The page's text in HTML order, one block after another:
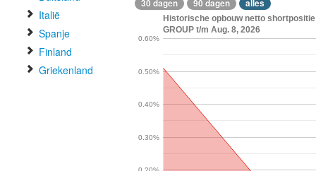
Italië
Spanje
Finland
Griekenland
30 dagen 90 dagen alles
Historische opbouw netto
GROUP t/m Aug. 8, 2026
0.30%
0.40%
0.50%
0.60%